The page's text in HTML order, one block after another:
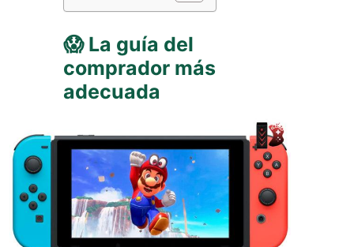
😱 La guía del
comprador más
adecuada